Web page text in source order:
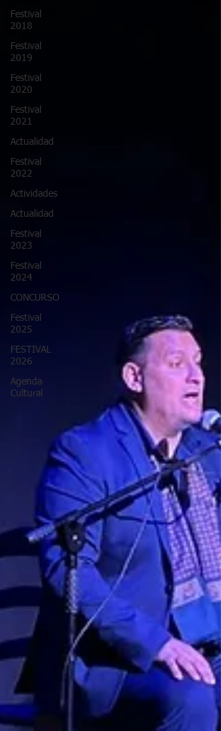
Festival
2018
Festival
2019
Festival
2020
Festival
2021
Actualidad
Festival
2022
Actividades
Actualidad
Festival
2023
Festival
2024
CONCURSO
Festival
2025
FESTIVAL
2026
Agenda
Cultural